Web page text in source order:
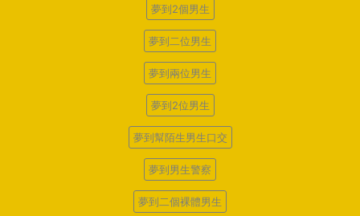
夢到2個男生
夢到二位男生
夢到兩位男生
夢到2位男生
夢到幫陌生男生口交
夢到男生警察
夢到二個裸體男生